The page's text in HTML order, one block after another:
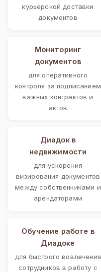
курьерской доставки
документов
Мониторинг
документов
для оперативного
контроля за подписанием
важных контрактов и
актов
Диадок в
недвижимости
для ускорения
визирования документов
между собственниками и
арендаторами
Обучение работе в
Диадоке
для быстрого вовлечения
сотрудников в работу с